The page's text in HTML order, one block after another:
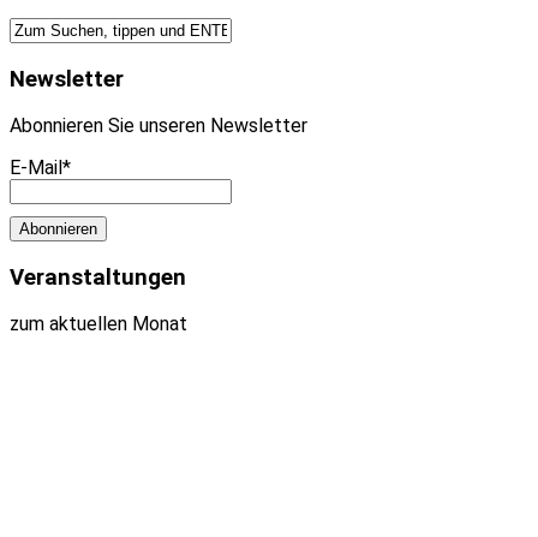
Newsletter
Abonnieren Sie unseren Newsletter
E-Mail*
Veranstaltungen
zum aktuellen Monat